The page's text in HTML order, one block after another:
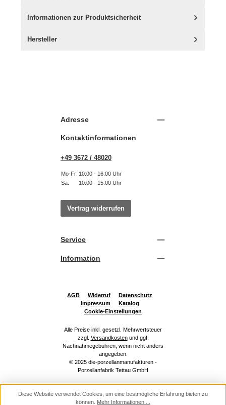
Informationen zur Produktsicherheit
Hersteller
Adresse
Kontaktinformationen
+49 3672 / 48020
Mo-Fr: 10:00 - 16:00 Uhr
Sa:
10:00 - 15:00 Uhr
Vertrag widerrufen
Service
Information
AGB Widerruf
Datenschutz
Impressum
Katalog
Cookie-Einstellungen
Alle Preise inkl. gesetzl. Mehrwertsteuer
zzgl. Versandkostenund ggf.
Nachnahmegebühren, wenn nicht anders
angegeben.
© 2025 die-porzellanmanufakturen -
Porzellanfabrik Tettau GmbH
Diese Website verwendet Cookies, um eine bestmögliche Erfahrung bieten zu
können. Mehr Informationen ...